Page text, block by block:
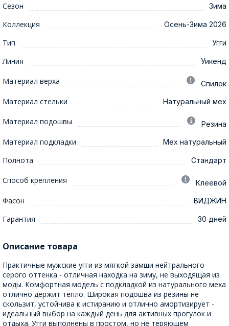
Сезон Зима
Коллекция Осень-Зима 2026
Тип Угги
Линия Уикенд
Материал верха Спилок
Материал стельки Натуральный мех
Материал подошвы Резина
Материал подкладки Мех натуральный
Полнота Стандарт
Способ крепления Клеевой
Фасон ВИДЖИН
Гарантия 30 дней
Описание товара
Практичные мужские угги из мягкой замши нейтрального
серого оттенка - отличная находка на зиму, не выходящая из
моды. Комфортная модель с подкладкой из натурального меха
отлично держит тепло. Широкая подошва из резины не
скользит, устойчива к истиранию и отлично амортизирует -
идеальный выбор на каждый день для активных прогулок и
отдыха. Угги выполнены в простом, но не теряющем